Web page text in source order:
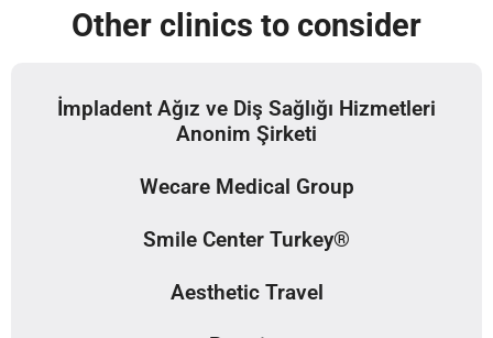
Other clinics to consider
İmpladent Ağız ve Diş Sağlığı Hizmetleri
Anonim Şirketi
Wecare Medical Group
Smile Center Turkey®
Aesthetic Travel